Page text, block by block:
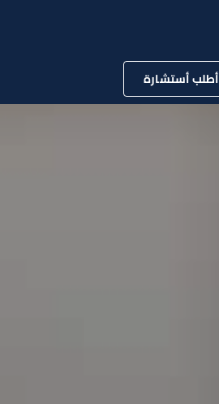
أطلب أستشارة